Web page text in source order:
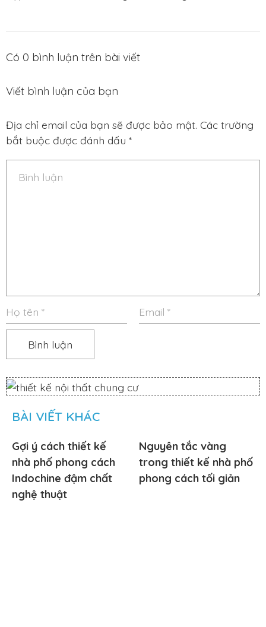
Có 0 bình luận trên bài viết
Viết bình luận của bạn
Địa chỉ email của bạn sẽ được bảo mật. Các trường
bắt buộc được đánh dấu *
BÀI VIẾT KHÁC
Gợi ý cách thiết kế
nhà phố phong cách
Indochine đậm chất
nghệ thuật
Nguyên tắc vàng
trong thiết kế nhà phố
phong cách tối giản